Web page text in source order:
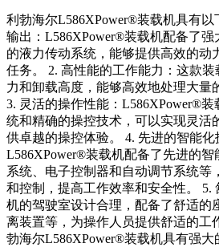
利勃海尔L586XPower®装载机具有以
输出：L586XPower®装载机配备了
的液力传动系统，能够提供高效的动
任务。 2. 高性能的工作能力：这款
力和卸载高度，能够高效地处理大量
3. 灵活的操作性能：L586XPower®
统和精确的操控技术，可以实现灵活
供卓越的操控体验。 4. 先进的智能
L586XPower®装载机配备了先进的
系统、电子控制器和自动调节系统等
和控制，提高工作效率和安全性。 5.
机的驾驶室设计合理，配备了舒适的
离装置等，为操作人员提供舒适的工
勃海尔L586XPower®装载机具有强